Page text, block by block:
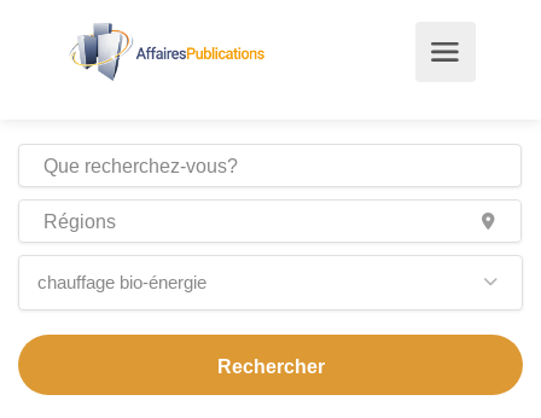
chauffage bio-énergie